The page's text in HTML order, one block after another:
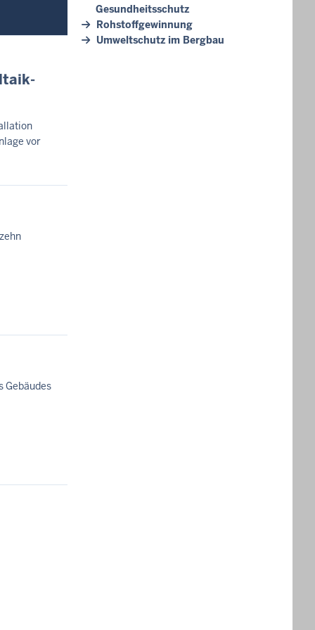
vor
Gebäudes
Gesundheitsschutz
Rohstoffgewinnung
Umweltschutz im Bergbau